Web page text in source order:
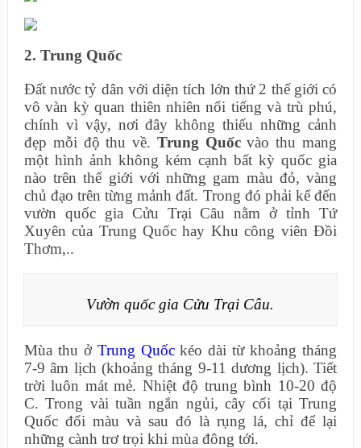
2. Trung Quốc
Đất nước tỷ dân với diện tích lớn thứ 2 thế giới có
vô vàn kỳ quan thiên nhiên nổi tiếng và trù phú,
chính vì vậy, nơi đây không thiếu những cảnh
đẹp mỗi độ thu về. Trung Quốcvào thu mang
một hình ảnh không kém cạnh bất kỳ quốc gia
nào trên thế giới với những gam màu đỏ, vàng
chủ đạo trên từng mảnh đất. Trong đó phải kể đến
vườn quốc gia Cửu Trại Câu nằm ở tỉnh Tứ
Xuyên của Trung Quốc hay Khu công viên Đồi
Thơm,..
Vườn quốc gia Cửu Trại Câu.
Mùa thu ở Trung Quốckéo dài từ khoảng tháng
7-9 âm lịch (khoảng tháng 9-11 dương lịch). Tiết
trời luôn mát mẻ. Nhiệt độ trung bình 10-20 độ
C. Trong vài tuần ngắn ngủi, cây cối tại Trung
Quốc đổi màu và sau đó là rụng lá, chỉ để lại
những cành trơ trọi khi mùa đông tới.